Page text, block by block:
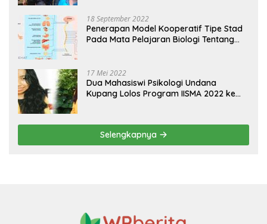
18 September 2022
Penerapan Model Kooperatif Tipe Stad
Pada Mata Pelajaran Biologi Tentang
17 Mei 2022
Dua Mahasiswi Psikologi Undana
Kupang Lolos Program IISMA 2022 ke
Selengkapnya